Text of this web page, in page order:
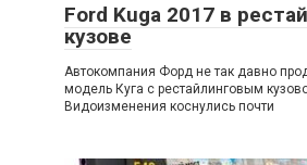
Ford Kuga 2017 в
кузове
Автокомпания Форд не так давно
модель Куга с рестайлинговым
Видоизменения коснулись почти